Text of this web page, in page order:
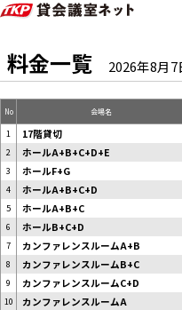
料金一覧 2026年8月7
No 会場名
1 17階貸切
2 ホールA+B+C+D+E
3 ホールF+G
4 ホールA+B+C+D
5 ホールA+B+C
6 ホールB+C+D
7 カンファレンスルームA+B
8 カンファレンスルームB+C
9 カンファレンスルームC+D
10 カンファレンスルームA